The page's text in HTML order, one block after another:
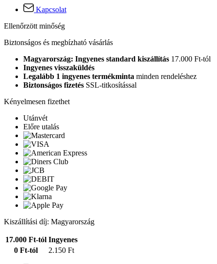
Kapcsolat
Ellenőrzött minőség
Biztonságos és megbízható vásárlás
Magyarország: Ingyenes standard kiszállítás 17.000 Ft-tól
Ingyenes visszaküldés
Legalább 1 ingyenes termékminta minden rendeléshez
Biztonságos fizetés SSL-titkosítással
Kényelmesen fizethet
Utánvét
Előre utalás
Kiszállítási díj: Magyarország
17.000 Ft-tól Ingyenes
0 Ft-tól
2.150 Ft